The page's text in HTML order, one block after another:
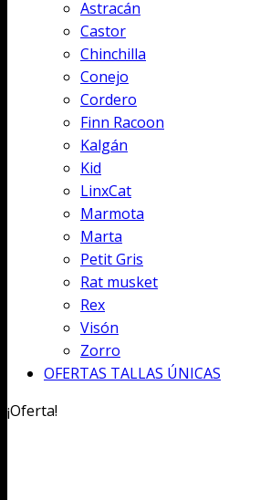
Astracán
Castor
Chinchilla
Conejo
Cordero
Finn Racoon
Kalgán
Kid
LinxCat
Marmota
Marta
Petit Gris
Rat musket
Rex
Visón
Zorro
OFERTAS TALLAS ÚNICAS
¡Oferta!